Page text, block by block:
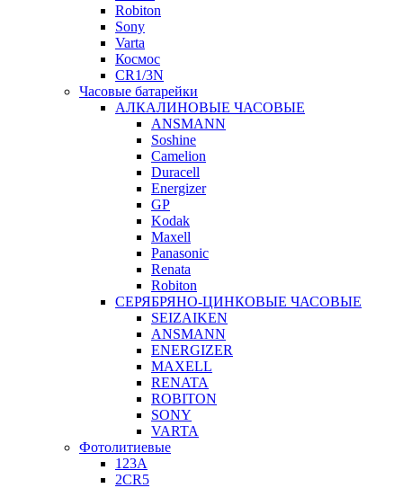
Robiton
Sony
Varta
Космос
CR1/3N
Часовые батарейки
АЛКАЛИНОВЫЕ ЧАСОВЫЕ
ANSMANN
Soshine
Camelion
Duracell
Energizer
GP
Kodak
Maxell
Panasonic
Renata
Robiton
СЕРЯБРЯНО-ЦИНКОВЫЕ ЧАСОВЫЕ
SEIZAIKEN
ANSMANN
ENERGIZER
MAXELL
RENATA
ROBITON
SONY
VARTA
Фотолитиевые
123A
2CR5